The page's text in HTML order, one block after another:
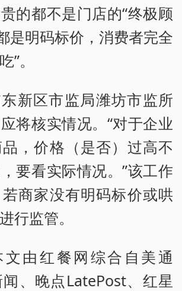
的都不是门店的“终极顾
是明码标价，消费者完全
。
东新区市监局潍坊市监所
将核实情况。“对于企业
，价格（是否）过高不
要看实际情况。”该工作
商家没有明码标价或哄
行监管。
文由红餐网综合自美通
、晚点LatePost、红星